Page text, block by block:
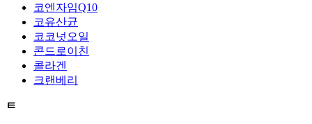
코엔자임Q10
코유산균
코코넛오일
콘드로이친
콜라겐
크랜베리
ㅌ